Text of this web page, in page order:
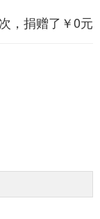
，捐赠了￥0元